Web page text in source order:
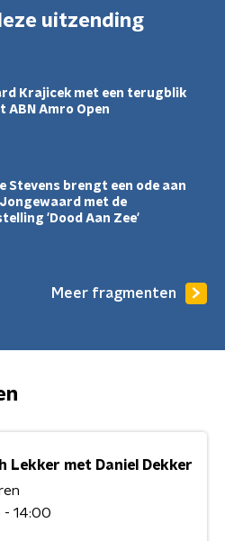
uitzending
Krajicek met een terugblik
ABN Amro Open
Stevens brengt een ode aan
Jongewaard met de
'Dood Aan Zee'
Meer fragmenten
Lekker met Daniel Dekker
- 14:00